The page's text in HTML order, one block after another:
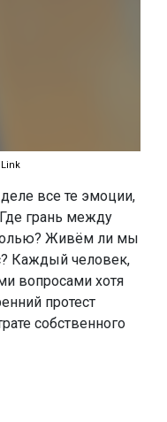
все те эмоции,
грань между
Живём ли мы
Каждый человек,
вопросами хотя
протест
собственного